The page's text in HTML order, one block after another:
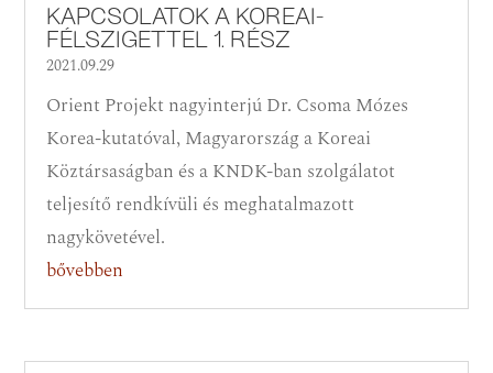
KAPCSOLATOK A KOREAI-
FÉLSZIGETTEL 1. RÉSZ
2021.09.29
Orient Projekt nagyinterjú Dr. Csoma Mózes
Korea-kutatóval, Magyarország a Koreai
Köztársaságban és a KNDK-ban szolgálatot
teljesítő rendkívüli és meghatalmazott
nagykövetével.
bővebben